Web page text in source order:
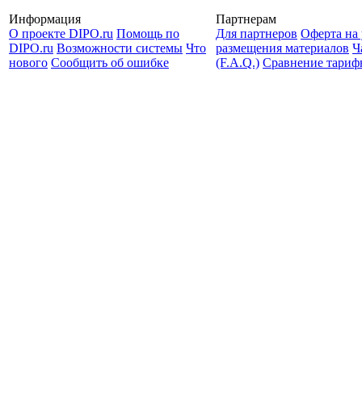
Информация
О проекте DIPO.ru Помощь по
DIPO.ru Возможности системы Что
нового Сообщить об ошибке
Партнерам
Для партнеров Оферта на
размещения материалов
(F.A.Q.) Cравнение